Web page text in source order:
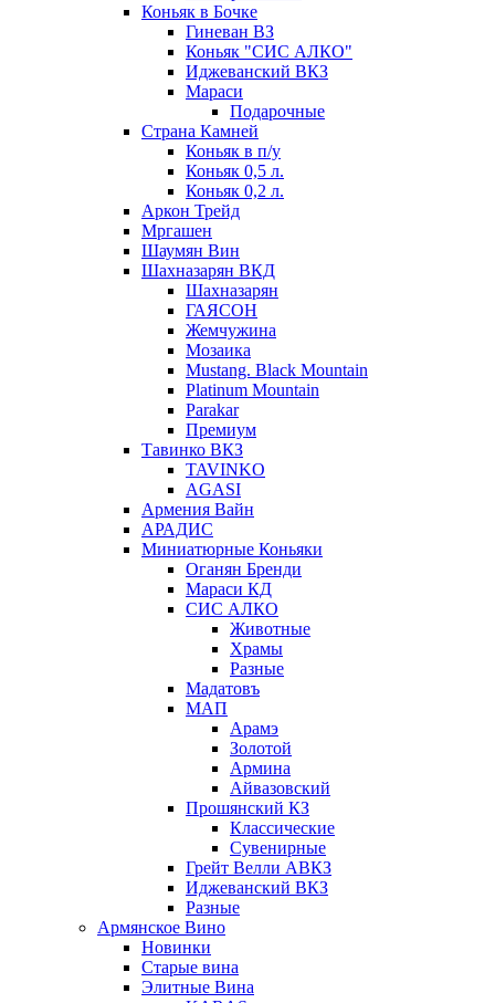
Коньяк в Бочке
Гиневан ВЗ
Коньяк "СИС АЛКО"
Иджеванский ВКЗ
Мараси
Подарочные
Страна Камней
Коньяк в п/у
Коньяк 0,5 л.
Коньяк 0,2 л.
Аркон Трейд
Мргашен
Шаумян Вин
Шахназарян ВКД
Шахназарян
ГАЯСОН
Жемчужина
Мозаика
Mustang. Black Mountain
Platinum Mountain
Parakar
Премиум
Тавинко ВКЗ
TAVINKO
AGASI
Армения Вайн
АРАДИС
Миниатюрные Коньяки
Оганян Бренди
Мараси КД
СИС АЛКО
Животные
Храмы
Разные
Мадатовъ
МАП
Арамэ
Золотой
Армина
Айвазовский
Прошянский КЗ
Классические
Сувенирные
Грейт Велли АВКЗ
Иджеванский ВКЗ
Разные
Армянское Вино
Новинки
Старые вина
Элитные Вина